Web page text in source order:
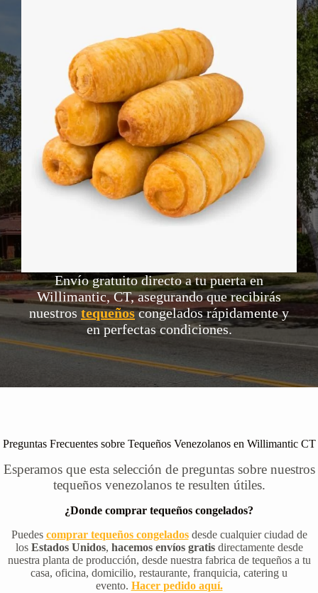
Envío gratuito directo a tu puerta en
Willimantic, CT, asegurando que recibirás
nuestros tequeñoscongelados rápidamente y
en perfectas condiciones.
Preguntas Frecuentes sobre Tequeños Venezolanos en Willimantic CT
Esperamos que esta selección de preguntas sobre nuestros
tequeños venezolanos te resulten útiles.
¿Donde comprar tequeños congelados?
Puedes comprar tequeños congelados desde cualquier ciudad de
los Estados Unidos, hacemos envíos gratisdirectamente desde
nuestra planta de producción, desde nuestra fabrica de tequeños a tu
casa, oficina, domicilio, restaurante, franquicia, catering u
evento. Hacer pedido aquí.